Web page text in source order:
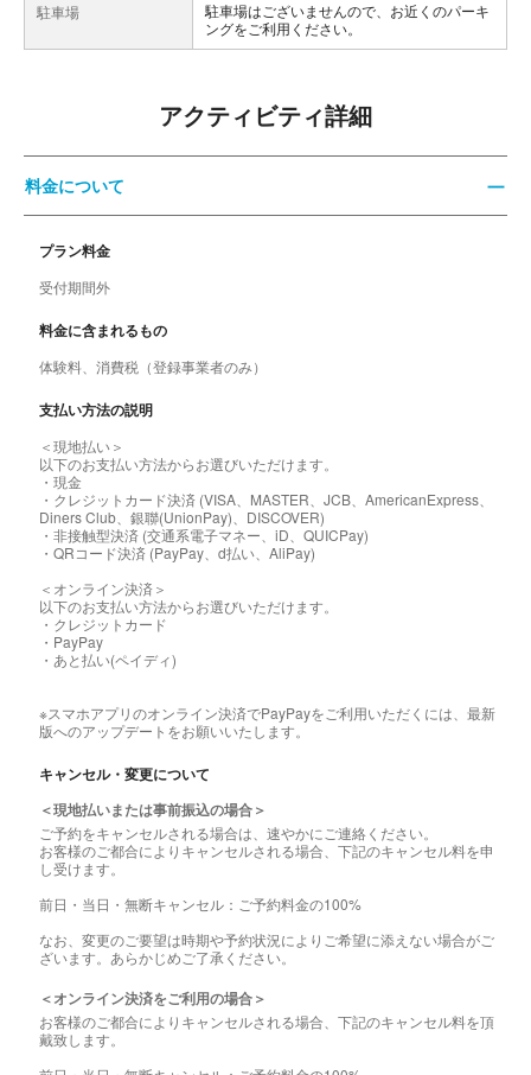
駐車場
駐車場はございませんので、お近くのパーキ
ングをご利用ください。
アクティビティ詳細
料金について
プラン料金
受付期間外
料金に含まれるもの
体験料、消費税（登録事業者のみ）
支払い方法の説明
＜現地払い＞
以下のお支払い方法からお選びいただけます。
・現金
・クレジットカード決済 (VISA、MASTER、JCB、AmericanExpress、
Diners Club、銀聯(UnionPay)、DISCOVER)
・非接触型決済 (交通系電子マネー、iD、QUICPay)
・QRコード決済 (PayPay、d払い、AliPay)
＜オンライン決済＞
以下のお支払い方法からお選びいただけます。
・クレジットカード
・PayPay
・あと払い(ペイディ)
※スマホアプリのオンライン決済でPayPayをご利用いただくには、最新
版へのアップデートをお願いいたします。
キャンセル・変更について
＜現地払いまたは事前振込の場合＞
ご予約をキャンセルされる場合は、速やかにご連絡ください。
お客様のご都合によりキャンセルされる場合、下記のキャンセル料を申
し受けます。
前日・当日・無断キャンセル：ご予約料金の100%
なお、変更のご要望は時期や予約状況によりご希望に添えない場合がご
ざいます。あらかじめご了承ください。
＜オンライン決済をご利用の場合＞
お客様のご都合によりキャンセルされる場合、下記のキャンセル料を頂
戴致します。